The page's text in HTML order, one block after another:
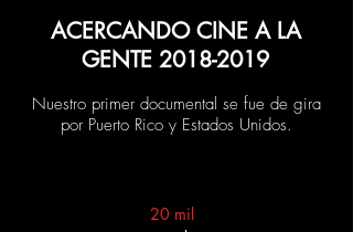
ACERCANDO CINE A LA
GENTE 2018-2019
Nuestro primer documental se fue de gira
por Puerto Rico y Estados Unidos.
20 mil